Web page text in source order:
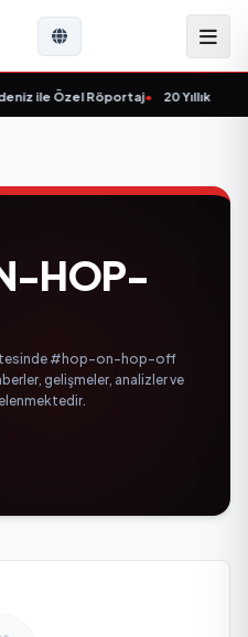
ile Özel Röportaj• 20 Yıllık
HOP-
#hop-on-hop-off
gelişmeler, analizler ve